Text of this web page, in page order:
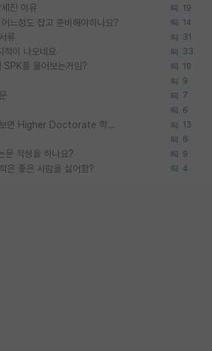
진 이유 19
느정도 잡고 준비해야하나요? 14
류 31
적이 나오네요 33
SPK를 물어보는거임? 19
9
7
6
우리나라도 학구 열풍보면 Higher Doctorate 학위가 필요하다고 봅니다. 13
6
문 작성을 하나요? 9
은 좋은 사람을 싫어함? 4